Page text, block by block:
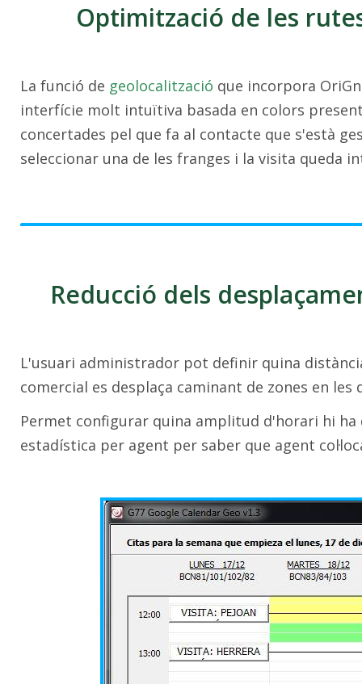
Optimització de les
La funció de geolocalització que incorpora
interfície molt intuïtiva basada en colors
concertades pel que fa al contacte que s'està
seleccionar una de les franges i la visita queda
Reducció dels
L'usuari administrador pot definir quina
comercial es desplaça caminant de zones en les
Permet configurar quina amplitud d'horari hi
estadística per agent per saber que agent